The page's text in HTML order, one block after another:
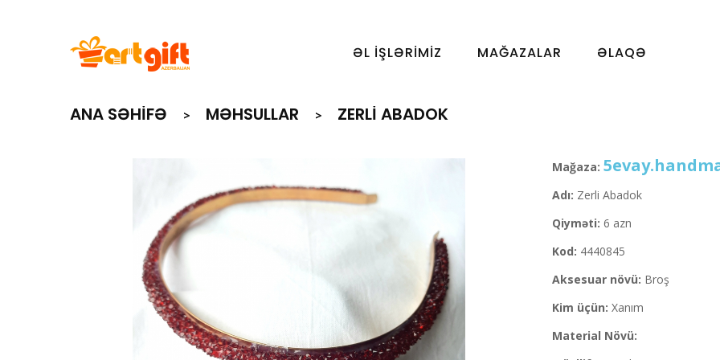
ƏL İŞLƏRIMIZ MAĞAZALAR ƏLAQƏ
ANA SƏHIFƏ MƏHSULLAR ZERLI ABADOK
Mağaza:
Adı: Zerli Abadok
Qiyməti: 6 azn
Kod: 4440845
Aksesuar növü: Broş
Kim üçün: Xanım
Material Növü: